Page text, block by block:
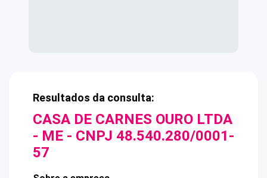
Resultados da consulta:
CASA DE CARNES OURO LTDA
- ME - CNPJ 48.540.280/0001-
57